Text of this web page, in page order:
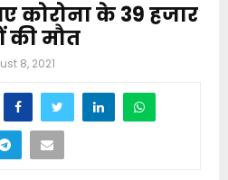
कोरोना के 39 हजार
की मौत
8, 2021